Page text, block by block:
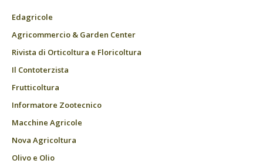
Edagricole
Agricommercio & Garden Center
Rivista di Orticoltura e Floricoltura
Il Contoterzista
Frutticoltura
Informatore Zootecnico
Macchine Agricole
Nova Agricoltura
Olivo e Olio